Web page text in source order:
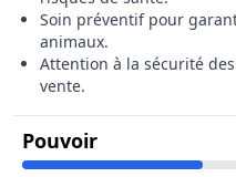
Soin préventif pour
animaux.
Attention à la sécurité
vente.
PouvoirPour Le